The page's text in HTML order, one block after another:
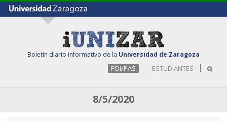
Boletín diario informativo de la Universidad de Zaragoza
PDI/PAS ESTUDIANTES
8/5/2020